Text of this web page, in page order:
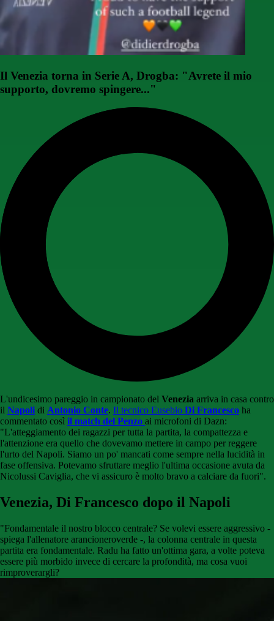
Il Venezia torna in Serie A, Drogba: "Avrete il mio
supporto, dovremo spingere..."
L'undicesimo pareggio in campionato del Venezia arriva in casa contro
il Napoli di Antonio Conte. Il tecnico Eusebio Di Francesco ha
commentato così il match del Penzo ai microfoni di Dazn:
"L'atteggiamento dei ragazzi per tutta la partita, la compattezza e
l'attenzione era quello che dovevamo mettere in campo per reggere
l'urto del Napoli. Siamo un po' mancati come sempre nella lucidità in
fase offensiva. Potevamo sfruttare meglio l'ultima occasione avuta da
Nicolussi Caviglia, che vi assicuro è molto bravo a calciare da fuori".
Venezia, Di Francesco dopo il Napoli
"Fondamentale il nostro blocco centrale? Se volevi essere aggressivo -
spiega l'allenatore arancioneroverde -, la colonna centrale in questa
partita era fondamentale. Radu ha fatto un'ottima gara, a volte poteva
essere più morbido invece di cercare la profondità, ma cosa vuoi
rimproverargli?